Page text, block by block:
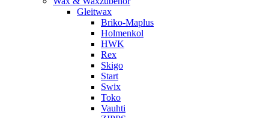
Gleitwax
Briko-Maplus
Holmenkol
HWK
Rex
Skigo
Start
Swix
Toko
Vauhti